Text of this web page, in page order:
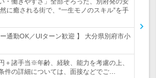
に癒される街で、“一生モノのスキル”を手
ー通勤OK／UIターン歓迎 】 大分県別府市小
＋諸手当※年齢、経験、能力を考慮の上、
件の詳細については、面接などでご…